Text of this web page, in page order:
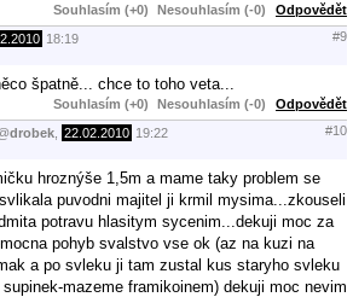
Souhlasím (+0) Nesouhlasím (-0) Odpovědět
18:19 #9
špatně... chce to toho veta...
Souhlasím (+0) Nesouhlasím (-0) Odpovědět
drobek 22.02.2010 19:22 #10
hroznýše 1,5m a mame taky problem se
puvodni majitel ji krmil mysima...zkouseli
potravu hlasitym sycenim...dekuji moc za
pohyb svalstvo vse ok (az na kuzi na
a po svleku ji tam zustal kus staryho svleku
mazeme framikoinem) dekuji moc nevim